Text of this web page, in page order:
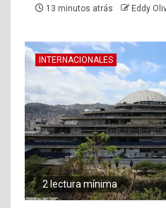
13 minutos atrás Eddy
INTERNACIONALES
2 lectura mínima